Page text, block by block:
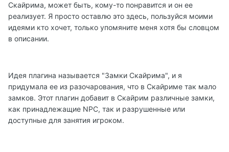
Скайрима, может быть, кому-то понравится и он ее
реализует. Я просто оставлю это здесь, пользуйся моими
идеями кто хочет, только упомяните меня хотя бы словцом
в описании.
Идея плагина называется "Замки Скайрима", и я
придумала ее из разочарования, что в Скайриме так мало
замков. Этот плагин добавит в Скайрим различные замки,
как принадлежащие NPC, так и разрушенные или
доступные для занятия игроком.